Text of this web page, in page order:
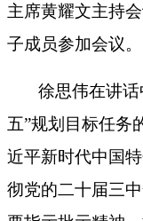
主席黄耀文主持
子成员参加会议。
徐思伟在讲话
五”规划目标任务
近平新时代中国
彻党的二十届三